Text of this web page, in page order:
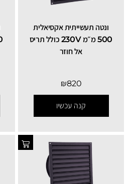
ונטה תעשייתית אקסיאלית
500 מ״מ 230V כולל תריס
אל חוזר
₪820
קנה עכשיו